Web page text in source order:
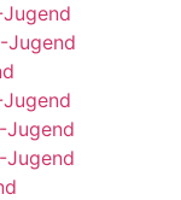
Jugend
Jugend
Jugend
Jugend
Jugend